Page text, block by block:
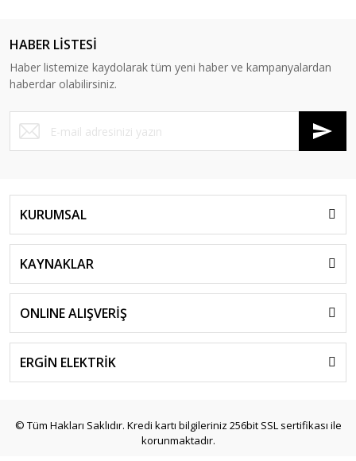
HABER LİSTESİ
Haber listemize kaydolarak tüm yeni haber ve kampanyalardan
haberdar olabilirsiniz.
KURUMSAL
KAYNAKLAR
ONLINE ALIŞVERİŞ
ERGİN ELEKTRİK
© Tüm Hakları Saklıdır. Kredi kartı bilgileriniz 256bit SSL sertifikası ile
korunmaktadır.